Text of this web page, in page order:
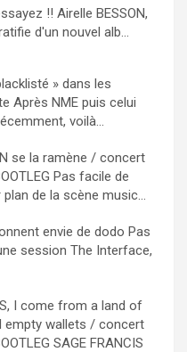
!! Airelle BESSON,
d'un nouvel alb...
» dans les
Après NME puis celui
voilà...
se la ramène / concert
Pas facile de
de la scène music...
envie de dodo Pas
session The Interface,
I come from a land of
empty wallets / concert
SAGE FRANCIS